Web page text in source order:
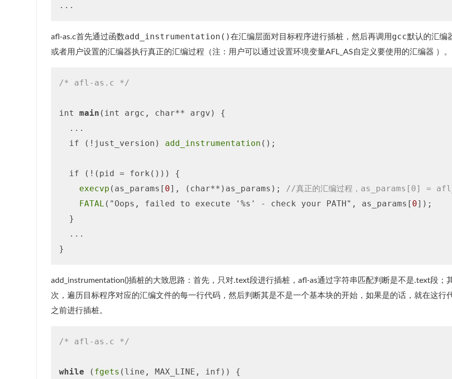
afl-as.c首先通过函数add_instrumentation()在汇编层面对目标程序进行插桩，然后再调用 gcc默认的汇编
或者用户设置的汇编器执行真正的汇编过程（注：用户可以通过设置环境变量AFL_AS自定义要使用的汇编器 ）。
/* afl-as.c */
int main (int argc, char** argv) {
  ...
  if (!just_version)
add_instrumentation ();
  if (!(pid = fork())) {
execvp (as_params[ 0], (char**)as_params); //真正的汇编过程，as_params[0]
FATAL ("Oops, failed to execute '%s' - check your PATH", as_params[ 0]);
  }
  ...
add_instrumentation()插桩的大致思路：首先，只对.text段进行插桩，afl-as通过字符串匹配判断是不是.text段；
次，遍历目标程序对应的汇编文件的每一行代码，然后判断其是不是一个基本块的开始，如果是的话，就在这行
之前进行插桩。
/* afl-as.c */
while ( fgets (line, MAX_LINE, inf)) {